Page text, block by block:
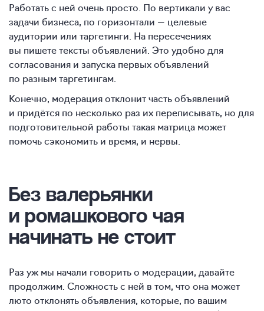
Работать с ней очень просто. По вертикали у вас
задачи бизнеса, по горизонтали — целевые
аудитории или таргетинги. На пересечениях
вы пишете тексты объявлений. Это удобно для
согласования и запуска первых объявлений
по разным таргетингам.
Конечно, модерация отклонит часть объявлений
и придётся по несколько раз их переписывать, но для
подготовительной работы такая матрица может
помочь сэкономить и время, и нервы.
Без валерьянки
и ромашкового чая
начинать не стоит
Раз уж мы начали говорить о модерации, давайте
продолжим. Сложность с ней в том, что она может
люто отклонять объявления, которые, по вашим